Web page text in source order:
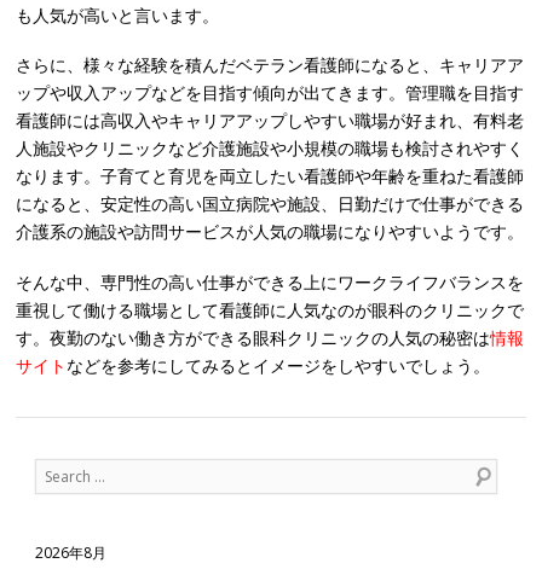
も人気が高いと言います。
さらに、様々な経験を積んだベテラン看護師になると、キャリアア
ップや収入アップなどを目指す傾向が出てきます。管理職を目指す
看護師には高収入やキャリアアップしやすい職場が好まれ、有料老
人施設やクリニックなど介護施設や小規模の職場も検討されやすく
なります。子育てと育児を両立したい看護師や年齢を重ねた看護師
になると、安定性の高い国立病院や施設、日勤だけで仕事ができる
介護系の施設や訪問サービスが人気の職場になりやすいようです。
そんな中、専門性の高い仕事ができる上にワークライフバランスを
重視して働ける職場として看護師に人気なのが眼科のクリニックで
す。夜勤のない働き方ができる眼科クリニックの人気の秘密は情報
サイト などを参考にしてみるとイメージをしやすいでしょう。
Search
2026年8月